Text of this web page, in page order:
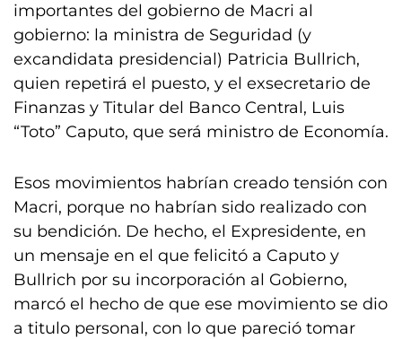
importantes del gobierno de Macri al
gobierno: la ministra de Seguridad (y
excandidata presidencial) Patricia Bullrich,
quien repetirá el puesto, y el exsecretario de
Finanzas y Titular del Banco Central, Luis
“Toto” Caputo, que será ministro de Economía.
Esos movimientos habrían creado tensión con
Macri, porque no habrían sido realizado con
su bendición. De hecho, el Expresidente, en
un mensaje en el que felicitó a Caputo y
Bullrich por su incorporación al Gobierno,
marcó el hecho de que ese movimiento se dio
a titulo personal, con lo que pareció tomar